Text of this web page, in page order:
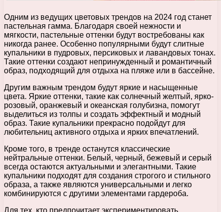
Одним из ведущих цветовых трендов на 2024 год станет
пастельная гамма. Благодаря своей нежности и
мягкости, пастельные оттенки будут востребованы как
никогда ранее. Особенно популярными будут слитные
купальники в пудровых, персиковых и лавандовых тонах.
Такие оттенки создают непринужденный и романтичный
образ, подходящий для отдыха на пляже или в бассейне.
Другим важным трендом будут яркие и насыщенные
цвета. Яркие оттенки, такие как солнечный желтый, ярко-
розовый, оранжевый и океанская голубизна, помогут
выделиться из толпы и создать эффектный и модный
образ. Такие купальники прекрасно подойдут для
любительниц активного отдыха и ярких впечатлений.
Кроме того, в тренде останутся классические
нейтральные оттенки. Белый, черный, бежевый и серый
всегда остаются актуальными и элегантными. Такие
купальники подходят для создания строгого и стильного
образа, а также являются универсальными и легко
комбинируются с другими элементами гардероба.
Для тех, кто предпочитает экспериментировать,